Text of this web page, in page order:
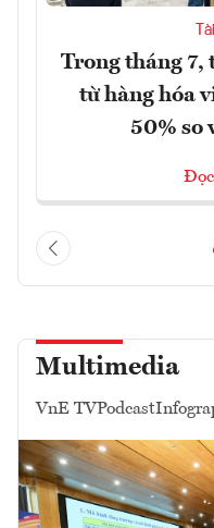
Trong tháng 7,
từ hàng hóa
50% so
Multimedia
VnE TVPodcast